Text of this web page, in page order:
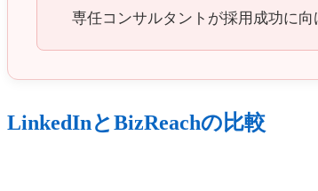
専任コンサルタントが採用成功に
LinkedInとBizReachの比較